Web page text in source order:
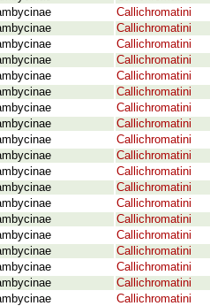
Callichromatini
Callichromatini
Callichromatini
Callichromatini
Callichromatini
Callichromatini
Callichromatini
Callichromatini
Callichromatini
Callichromatini
Callichromatini
Callichromatini
Callichromatini
Callichromatini
Callichromatini
Callichromatini
Callichromatini
Callichromatini
Callichromatini